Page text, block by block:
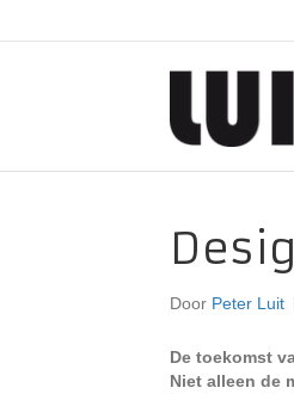
Door Peter Luit
De toekomst
Niet alleen de